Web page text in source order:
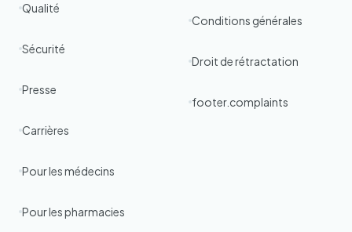
Qualité
Sécurité
Presse
Carrières
Pour les médecins
Pour les pharmacies
Conditions générales
Droit de rétractation
footer.complaints